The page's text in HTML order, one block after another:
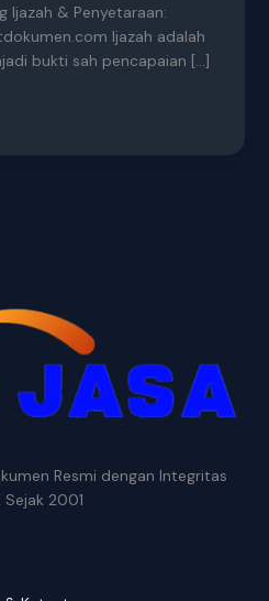
Ijazah & Penyetaraan:
Ijazah adalah
bukti sah pencapaian […]
Resmi dengan Integritas
Sejak 2001